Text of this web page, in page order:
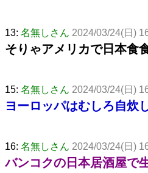
13: 名無しさん 2024/03/24(日)
そりゃアメリカで日本食
15: 名無しさん 2024/03/24(日)
ヨーロッパはむしろ自炊
16: 名無しさん 2024/03/24(日)
バンコクの日本居酒屋で